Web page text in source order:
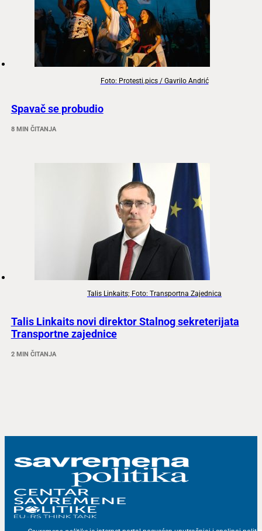
Foto: Protesti.pics / Gavrilo Andrić
Spavač se probudio
8 MIN ČITANJA
Talis Linkaits; Foto: Transportna Zajednica
Talis Linkaits novi direktor Stalnog sekreterijata
Transportne zajednice
2 MIN ČITANJA